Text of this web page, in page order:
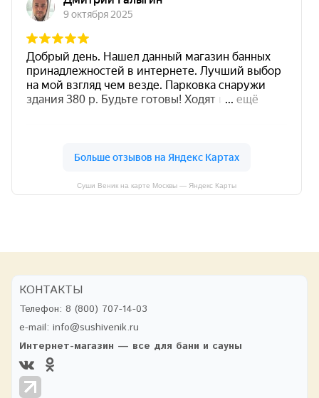
Суши Веник на карте Москвы — Яндекс Карты
КОНТАКТЫ
Телефон: 8 (800) 707-14-03
e-mail: info@sushivenik.ru
Интернет-магазин — все для бани и сауны